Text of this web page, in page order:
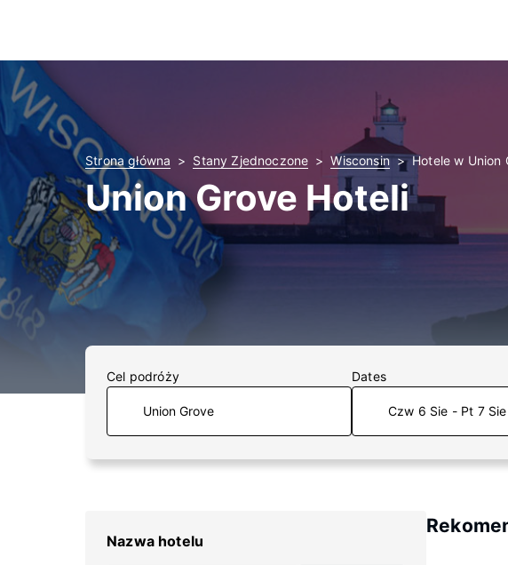
Strona główna Stany Zjednoczone Wisconsin Hotele w Union
Union Grove Hoteli
Cel podróży Dates
Czw 6 Sie - Pt 7 Sie
Nazwa hotelu